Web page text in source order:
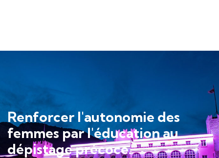
Renforcer l'autonomie des
femmes par l'éducation au
dépistage précoce.